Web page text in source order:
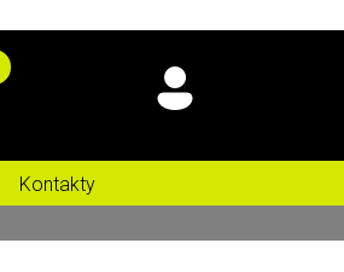
Kontakty